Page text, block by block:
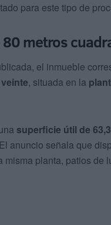
para este tipo de
metros
el inmueble
, situada en la
superficie útil de
anuncio señala que
misma planta, patios de